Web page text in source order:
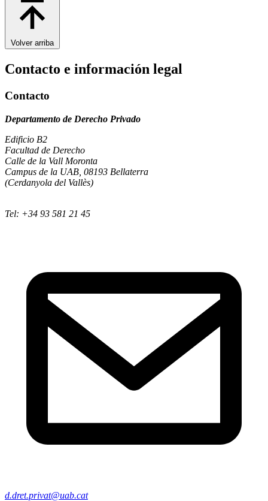
Volver arriba
Contacto e información legal
Contacto
Departamento de Derecho Privado
Edificio B2
Facultad de Derecho
Calle de la Vall Moronta
Campus de la UAB, 08193 Bellaterra
(Cerdanyola del Vallès)
Tel: +34 93 581 21 45
d.dret.privat@uab.cat